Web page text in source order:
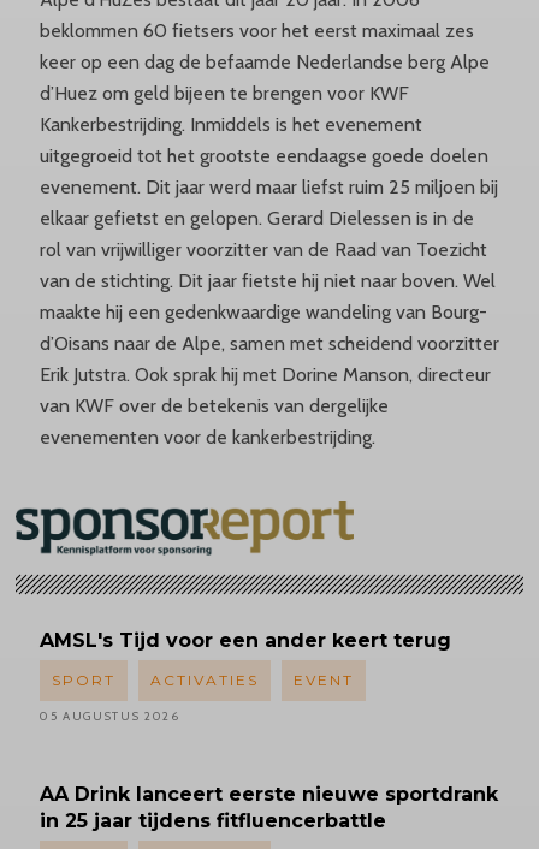
beklommen 60 fietsers voor het eerst maximaal zes
keer op een dag de befaamde Nederlandse berg Alpe
d’Huez om geld bijeen te brengen voor KWF
Kankerbestrijding. Inmiddels is het evenement
uitgegroeid tot het grootste eendaagse goede doelen
evenement. Dit jaar werd maar liefst ruim 25 miljoen bij
elkaar gefietst en gelopen. Gerard Dielessen is in de
rol van vrijwilliger voorzitter van de Raad van Toezicht
van de stichting. Dit jaar fietste hij niet naar boven. Wel
maakte hij een gedenkwaardige wandeling van Bourg-
d’Oisans naar de Alpe, samen met scheidend voorzitter
Erik Jutstra. Ook sprak hij met Dorine Manson, directeur
van KWF over de betekenis van dergelijke
evenementen voor de kankerbestrijding.
AMSL's Tijd voor een ander keert terug
SPORT ACTIVATIES EVENT
05 AUGUSTUS 2026
AA Drink lanceert eerste nieuwe sportdrank
in 25 jaar tijdens fitfluencerbattle